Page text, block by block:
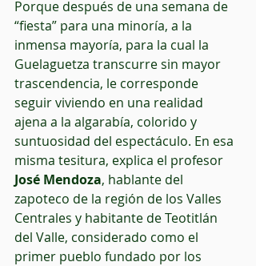
Porque después de una semana de
“fiesta” para una minoría, a la
inmensa mayoría, para la cual la
Guelaguetza transcurre sin mayor
trascendencia, le corresponde
seguir viviendo en una realidad
ajena a la algarabía, colorido y
suntuosidad del espectáculo. En esa
misma tesitura, explica el profesor
José Mendoza, hablante del
zapoteco de la región de los Valles
Centrales y habitante de Teotitlán
del Valle, considerado como el
primer pueblo fundado por los